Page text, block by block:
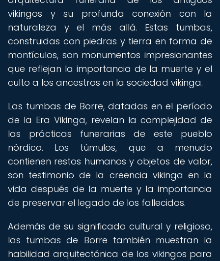
vikingos y su profunda conexión con la
naturaleza y el más allá. Estas tumbas,
construidas con piedras y tierra en forma de
montículos, son monumentos impresionantes
que reflejan la importancia de la muerte y el
culto a los ancestros en la sociedad vikinga.
Las tumbas de Borre, datadas en el período
de la Era Vikinga, revelan la complejidad de
las prácticas funerarias de este pueblo
nórdico. Los túmulos, que a menudo
contienen restos humanos y objetos de valor,
son testimonio de la creencia vikinga en la
vida después de la muerte y la importancia
de preservar el legado de los fallecidos.
Además de su significado cultural y religioso,
las tumbas de Borre también muestran la
habilidad arquitectónica de los vikingos para